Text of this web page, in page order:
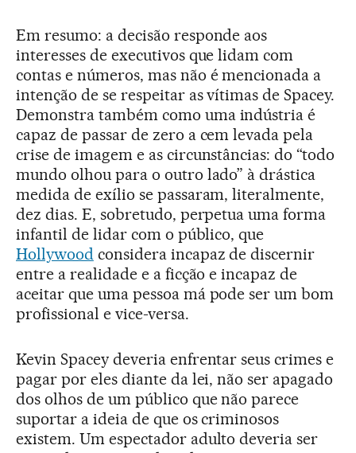
Em resumo: a decisão responde aos
interesses de executivos que lidam com
contas e números, mas não é mencionada a
intenção de se respeitar as vítimas de Spacey.
Demonstra também como uma indústria é
capaz de passar de zero a cem levada pela
crise de imagem e as circunstâncias: do “todo
mundo olhou para o outro lado” à drástica
medida de exílio se passaram, literalmente,
dez dias. E, sobretudo, perpetua uma forma
infantil de lidar com o público, que
Hollywood considera incapaz de discernir
entre a realidade e a ficção e incapaz de
aceitar que uma pessoa má pode ser um bom
profissional e vice-versa.
Kevin Spacey deveria enfrentar seus crimes e
pagar por eles diante da lei, não ser apagado
dos olhos de um público que não parece
suportar a ideia de que os criminosos
existem. Um espectador adulto deveria ser